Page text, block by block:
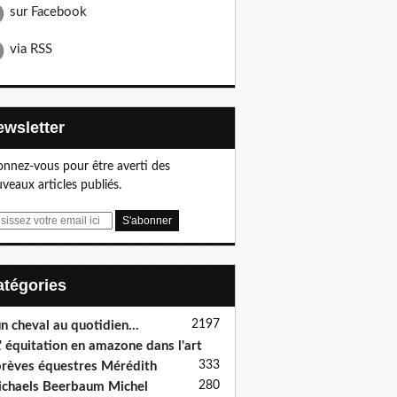
sur Facebook
via RSS
vous pour être averti des
articles publiés.
cheval au quotidien... 2197
équitation en amazone dans l'art
333
équestres Mérédith
Beerbaum Michel
280